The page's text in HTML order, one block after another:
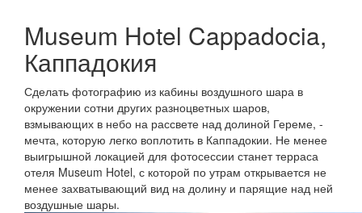
Museum Hotel Cappadocia,
Каппадокия
Сделать фотографию из кабины воздушного шара в
окружении сотни других разноцветных шаров,
взмывающих в небо на рассвете над долиной Гереме, -
мечта, которую легко воплотить в Каппадокии. Не менее
выигрышной локацией для фотосессии станет терраса
отеля Museum Hotel, с которой по утрам открывается не
менее захватывающий вид на долину и парящие над ней
воздушные шары.